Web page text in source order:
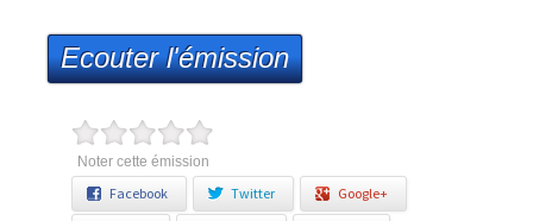
Ecouter l'émission
Noter cette émission
Facebook Twitter Google+